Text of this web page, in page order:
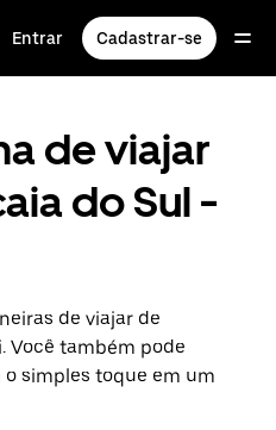
Entrar Cadastrar-se
de viajar
do Sul -
de viajar de
Você também pode
simples toque em um